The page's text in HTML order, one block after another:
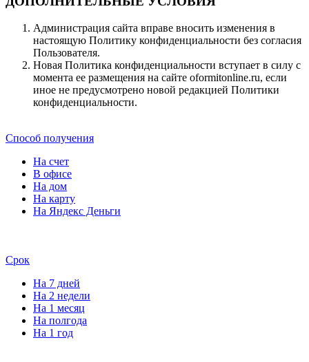
Администрация сайта вправе вносить изменения в
настоящую Политику конфиденциальности без согласия
Пользователя.
Новая Политика конфиденциальности вступает в силу с
момента ее размещения на сайте oformitonline.ru, если
иное не предусмотрено новой редакцией Политики
конфиденциальности.
Способ получения
На счет
В офисе
На дом
На карту
На Яндекс Деньги
Срок
На 7 дней
На 2 недели
На 1 месяц
На полгода
На 1 год